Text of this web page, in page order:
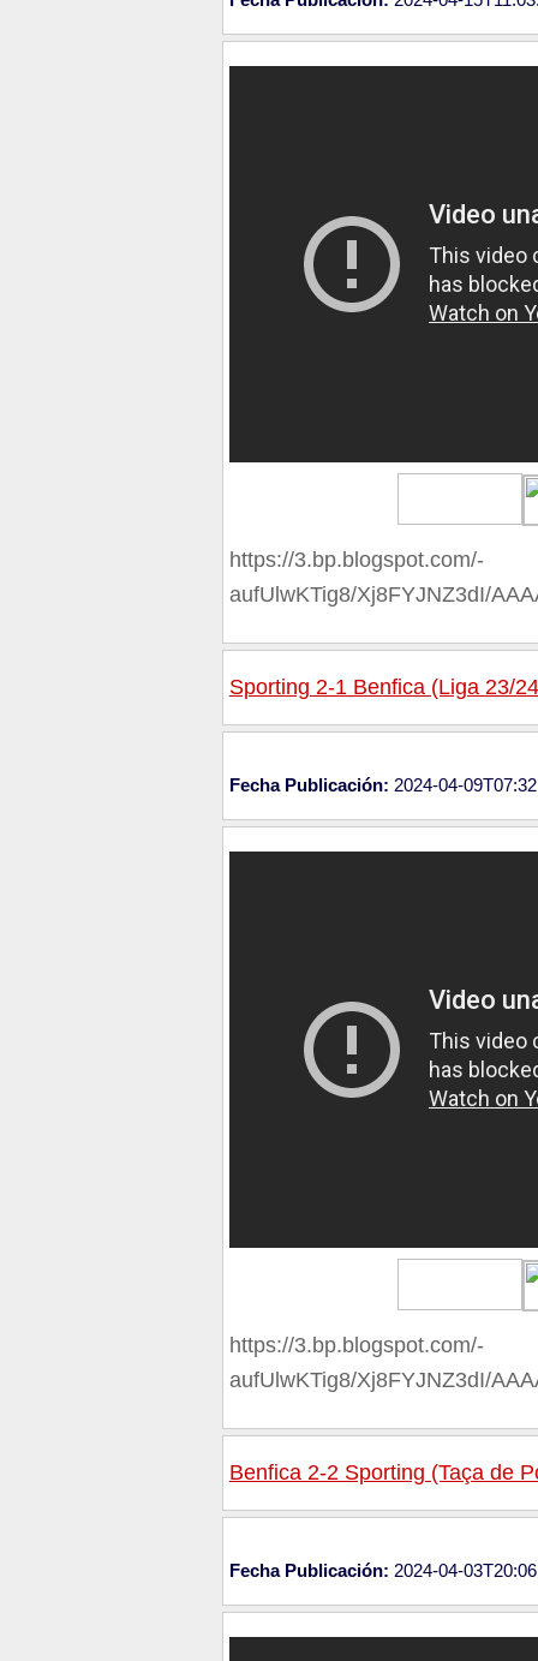
https://3.bp.blogspot.com/-
aufUlwKTig8/Xj8FYJNZ3dI/
Sporting 2-1 Benfica (Liga 23/
Fecha Publicación: 2024-04-
https://3.bp.blogspot.com/-
aufUlwKTig8/Xj8FYJNZ3dI/
Benfica 2-2 Sporting (Taça de
Fecha Publicación: 2024-04-